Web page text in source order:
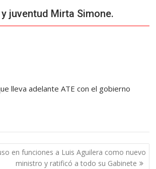
juventud Mirta Simone.
lleva adelante ATE con el gobierno
en funciones a Luis Aguilera como nuevo
ministro y ratificó a todo su Gabinete